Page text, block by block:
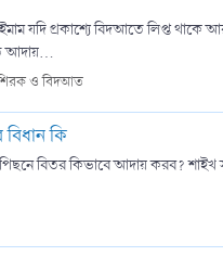
যদি প্রকাশ্যে বিদআতে লিপ্ত
আদায়...
ও বিদআত
কি
পিছনে বিতর কিভাবে আদায় করব?